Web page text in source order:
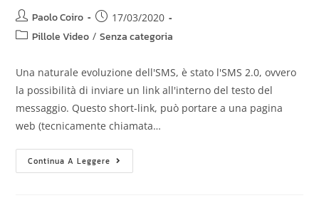
Paolo Coiro 17/03/2020
Pillole Video / Senza categoria
Una naturale evoluzione dell'SMS, è stato l'SMS 2.0, ovvero
la possibilità di inviare un link all'interno del testo del
messaggio. Questo short-link, può portare a una pagina
web (tecnicamente chiamata…
Continua A Leggere